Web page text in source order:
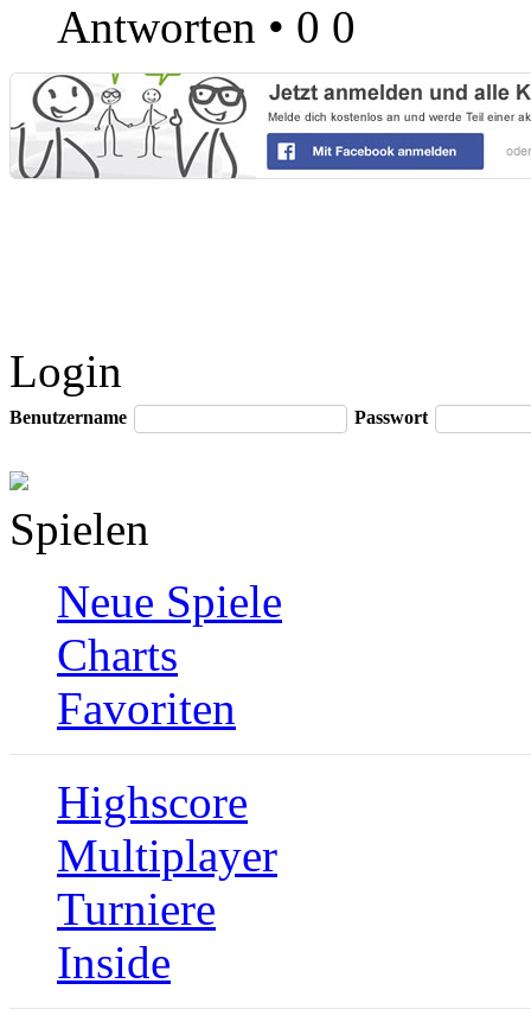
Antworten • 0 0
Login
Benutzername Passwort
Spielen
Neue Spiele
Charts
Favoriten
Highscore
Multiplayer
Turniere
Inside